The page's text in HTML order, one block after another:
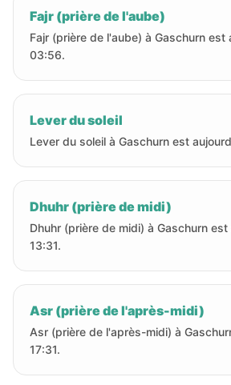
Fajr (prière de l'aube)
Fajr (prière de l'aube) à Gaschurn est
03:56.
Lever du soleil
Lever du soleil à Gaschurn est
Dhuhr (prière de midi)
Dhuhr (prière de midi) à Gaschurn est
13:31.
Asr (prière de l'après-midi)
Asr (prière de l'après-midi) à
17:31.